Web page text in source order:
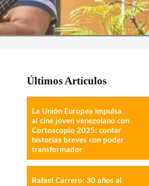
Últimos Artículos
La Unión Europea impulsa
al cine joven venezolano con
Cortoscopio 2025: contar
historias breves con poder
transformador
Rafael Carrero: 30 años al